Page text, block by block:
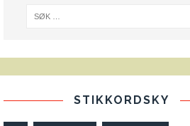
STIKKORDSKY